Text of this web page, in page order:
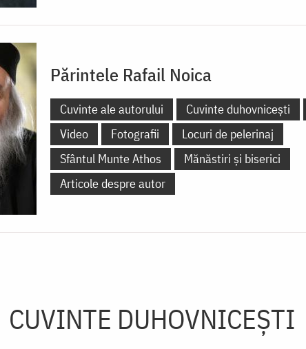
Părintele Rafail Noica
Cuvinte ale autorului Cuvinte duhovnicești
Video
Fotografii
Locuri de pelerinaj
Sfântul Munte Athos
Mănăstiri și biserici
Articole despre autor
CUVINTE DUHOVNICEȘTI